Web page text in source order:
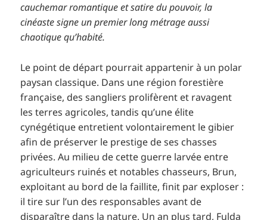
cauchemar romantique et satire du pouvoir, la
cinéaste signe un premier long métrage aussi
chaotique qu’habité.
Le point de départ pourrait appartenir à un polar
paysan classique. Dans une région forestière
française, des sangliers prolifèrent et ravagent
les terres agricoles, tandis qu’une élite
cynégétique entretient volontairement le gibier
afin de préserver le prestige de ses chasses
privées. Au milieu de cette guerre larvée entre
agriculteurs ruinés et notables chasseurs, Brun,
exploitant au bord de la faillite, finit par exploser :
il tire sur l’un des responsables avant de
disparaître dans la nature. Un an plus tard, Fulda